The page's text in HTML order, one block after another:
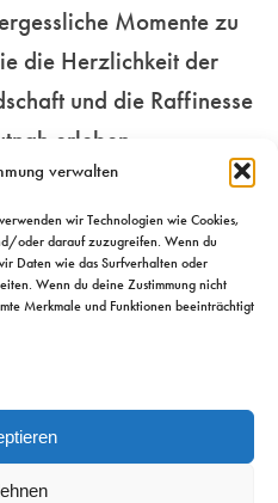
verwalten
wir Technologien wie Cookies,
oder darauf zuzugreifen. Wenn du
Daten wie das Surfverhalten oder
Wenn du deine Zustimmung nicht
Merkmale und Funktionen beeinträchtigt
Mehr
Momente zu
die Herzlichkeit der
und die Raffinesse
erleben.